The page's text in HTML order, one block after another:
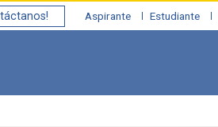
Aspirante Estudiante